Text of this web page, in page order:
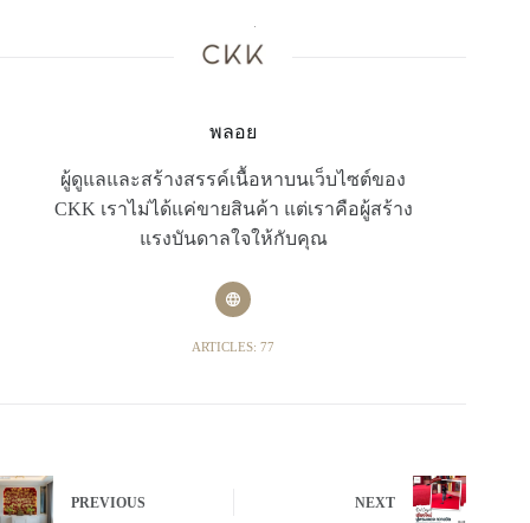
พลอย
ผู้ดูแลและสร้างสรรค์เนื้อหาบนเว็บไซต์ของ
CKK เราไม่ได้แค่ขายสินค้า แต่เราคือผู้สร้าง
แรงบันดาลใจให้กับคุณ
ARTICLES: 77
PREVIOUS NEXT